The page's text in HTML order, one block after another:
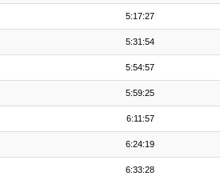
5:17:27
5:31:54
5:54:57
5:59:25
6:11:57
6:24:19
6:33:28